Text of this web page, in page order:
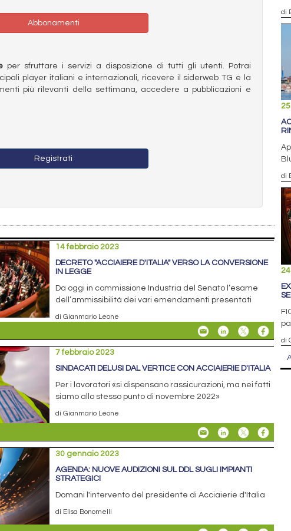
Abbonamenti
per sfruttare i servizi a disposizione di tutti gli utenti. Potrai
player italiani e internazionali, ricevere il siderweb TG e la
più rilevanti della settimana, accedere a pubblicazioni e
Registrati
14 febbraio 2023
DECRETO "ACCIAIERE D'ITALIA" VERSO LA CONVERSIONE
IN LEGGE
Da oggi in commissione Industria del Senato l’esame
dell’ammissibilità dei vari emendamenti presentati
di Gianmario Leone
7 febbraio 2023
SINDACATI DELUSI DAL VERTICE CON ACCIAIERIE D'ITALIA
Per i lavoratori «si dispensano rassicurazioni, ma nei fatti
siamo allo stesso punto di novembre 2022»
di Gianmario Leone
30 gennaio 2023
AGENDA: NUOVE AUDIZIONI SUL DDL SUGLI IMPIANTI
STRATEGICI
Domani l'intervento del presidente di Acciaierie d'Italia
di Elisa Bonomelli
di
di
di